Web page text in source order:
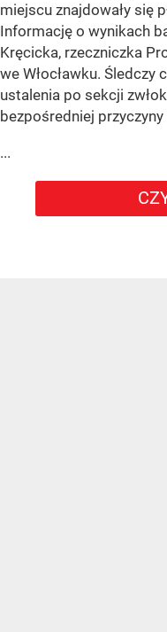
miejscu znajdowały się
Informację o wynikach
Kręcicka, rzeczniczka
we Włocławku. Śledczy
ustalenia po sekcji
bezpośredniej
...